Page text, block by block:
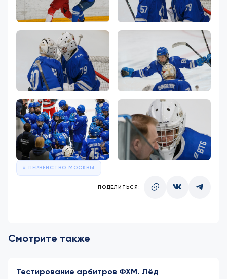
ПЕРВЕНСТВО МОСКВЫ
ПОДЕЛИТЬСЯ:
Смотрите также
Тестирование арбитров ФХМ. Лёд